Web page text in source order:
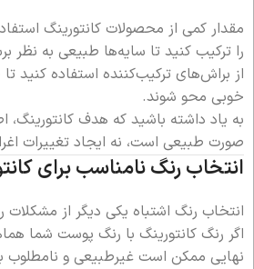
مقدار کمی از محصولات کانتورینگ
را ترکیب کنید تا سایه‌ها طبیعی به نظر
از براش‌های ترکیب‌کننده استفاده کنید
خوبی محو شوند.
به یاد داشته باشید که هدف کانتورینگ،
صورت طبیعی است، نه ایجاد تغییرات
انتخاب رنگ نامناسب برای
انتخاب رنگ اشتباه یکی دیگر از مشکلات
اگر رنگ کانتورینگ با رنگ پوست شما
نهایی ممکن است غیرطبیعی و نامطلوب